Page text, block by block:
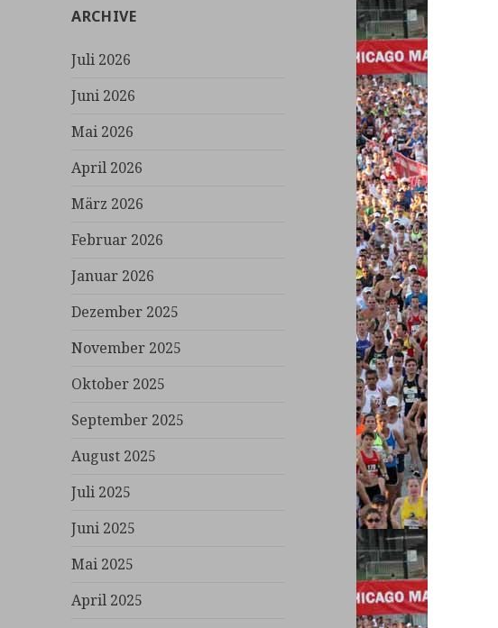
ARCHIVE
Juli 2026
Juni 2026
Mai 2026
April 2026
März 2026
Februar 2026
Januar 2026
Dezember 2025
November 2025
Oktober 2025
September 2025
August 2025
Juli 2025
Juni 2025
Mai 2025
April 2025